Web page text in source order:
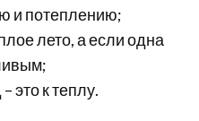
и потеплению;
лето, а если одна
это к теплу.